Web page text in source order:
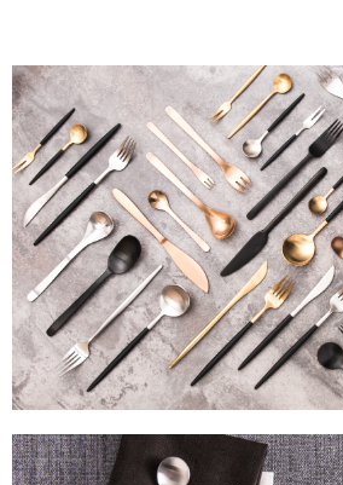
※ 交易是否成功請以「AFTEE先享後付 」之結
是否繳費成功／繳費後需取消欲退款等相關疑問
客戶支援中心」
https://
【注意事項】
１．透過由恩沛科技股份有限公司提供之「
易，需依本服務之必要範圍內提供個人資料，並
權轉讓予恩沛科技股份有限公司。
２．關於個人資料處理事宜，請瀏覽以下網址：
https://aftee.tw/terms/#terms3
３．未成年的使用者請事先徵得法定代理人或監
「AFTEE先享後付」，若未經同意申辦者引起之
任。
４．使用「AFTEE先享後付」時，將依據個別帳
時審查核予不同之上限額度；若仍有額度不足之
請求用戶進行身份認證。
５．嚴禁一人註冊多個帳號或使用他人資訊註冊
恩沛科技股份有限公司將有權停止該用戶之使用
順豐速運